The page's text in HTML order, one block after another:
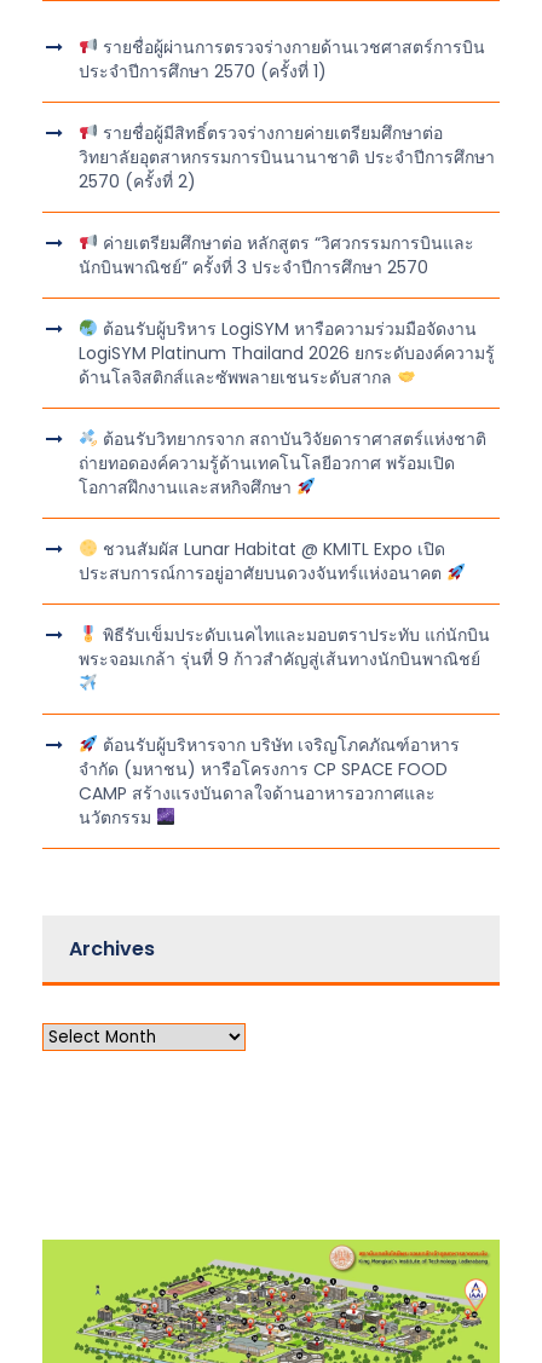
รายชื่อผู้ผ่านการตรวจร่างกายด้านเวชศาสตร์การบิน
ประจำปีการศึกษา 2570 (ครั้งที่ 1)
รายชื่อผู้มีสิทธิ์ตรวจร่างกายค่ายเตรียมศึกษาต่อ
วิทยาลัยอุตสาหกรรมการบินนานาชาติ ประจำปีการศึกษา
2570 (ครั้งที่ 2)
ค่ายเตรียมศึกษาต่อ หลักสูตร “วิศวกรรมการบินและ
นักบินพาณิชย์” ครั้งที่ 3 ประจำปีการศึกษา 2570
ต้อนรับผู้บริหาร LogiSYM หารือความร่วมมือจัดงาน
LogiSYM Platinum Thailand 2026 ยกระดับองค์ความรู้
ด้านโลจิสติกส์และซัพพลายเชนระดับสากล
ต้อนรับวิทยากรจาก สถาบันวิจัยดาราศาสตร์แห่งชาติ
ถ่ายทอดองค์ความรู้ด้านเทคโนโลยีอวกาศ พร้อมเปิด
โอกาสฝึกงานและสหกิจศึกษา
ชวนสัมผัส Lunar Habitat @ KMITL Expo เปิด
ประสบการณ์การอยู่อาศัยบนดวงจันทร์แห่งอนาคต
พิธีรับเข็มประดับเนคไทและมอบตราประทับ แก่นักบิน
พระจอมเกล้า รุ่นที่ 9 ก้าวสำคัญสู่เส้นทางนักบินพาณิชย์
ต้อนรับผู้บริหารจาก บริษัท เจริญโภคภัณฑ์อาหาร
จำกัด (มหาชน) หารือโครงการ CP SPACE FOOD
CAMP สร้างแรงบันดาลใจด้านอาหารอวกาศและ
นวัตกรรม
Archives